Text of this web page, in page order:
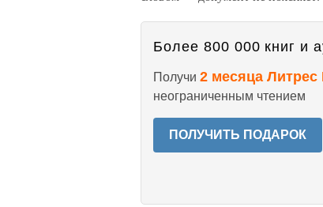
Более 800 000 книг и
Получи 2 месяца
неограниченным чтением
ПОЛУЧИТЬ ПОДАРОК